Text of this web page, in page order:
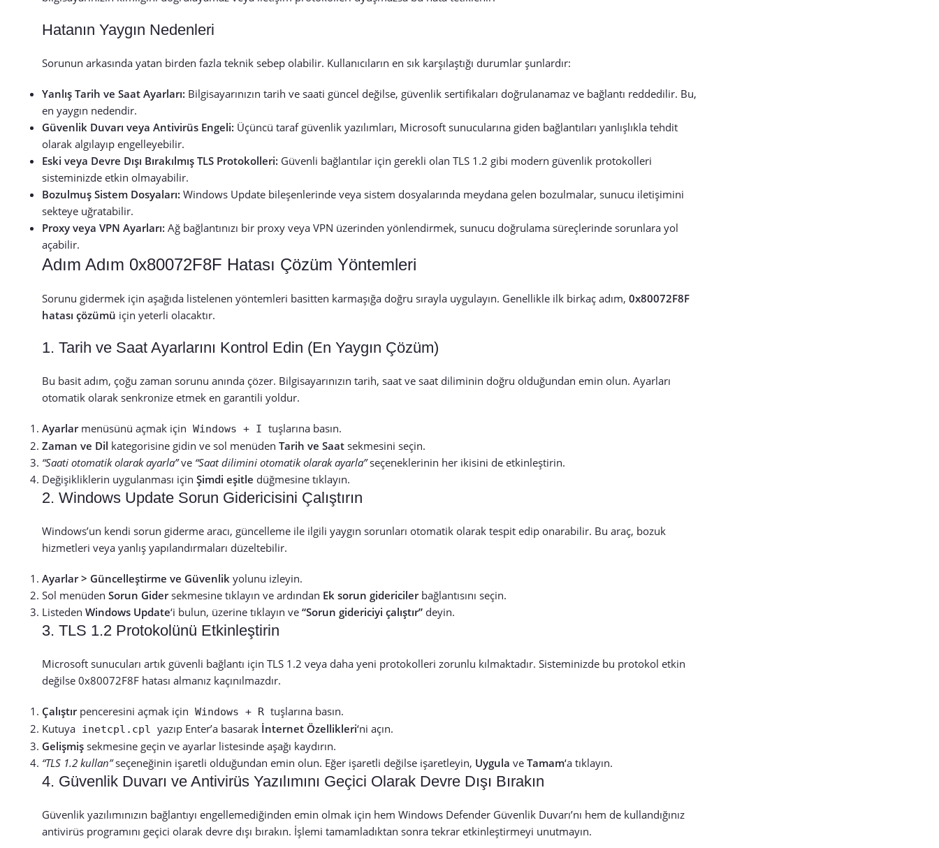
Hatanın Yaygın Nedenleri
Sorunun arkasında yatan birden fazla teknik sebep olabilir. Kullanıcıların en sık karşılaştığı durumlar şunlardır:
Yanlış Tarih ve Saat Ayarları: Bilgisayarınızın tarih ve saati güncel değilse, güvenlik sertifikaları doğrulanamaz ve bağlantı reddedilir. Bu,
en yaygın nedendir.
Güvenlik Duvarı veya Antivirüs Engeli: Üçüncü taraf güvenlik yazılımları, Microsoft sunucularına giden bağlantıları yanlışlıkla tehdit
olarak algılayıp engelleyebilir.
Eski veya Devre Dışı Bırakılmış TLS Protokolleri: Güvenli bağlantılar için gerekli olan TLS 1.2 gibi modern güvenlik protokolleri
sisteminizde etkin olmayabilir.
Bozulmuş Sistem Dosyaları: Windows Update bileşenlerinde veya sistem dosyalarında meydana gelen bozulmalar, sunucu iletişimini
sekteye uğratabilir.
Proxy veya VPN Ayarları: Ağ bağlantınızı bir proxy veya VPN üzerinden yönlendirmek, sunucu doğrulama süreçlerinde sorunlara yol
açabilir.
Adım Adım 0x80072F8F Hatası Çözüm Yöntemleri
Sorunu gidermek için aşağıda listelenen yöntemleri basitten karmaşığa doğru sırayla uygulayın. Genellikle ilk birkaç adım, 0x80072F8F
hatası çözümü için yeterli olacaktır.
1. Tarih ve Saat Ayarlarını Kontrol Edin (En Yaygın Çözüm)
Bu basit adım, çoğu zaman sorunu anında çözer. Bilgisayarınızın tarih, saat ve saat diliminin doğru olduğundan emin olun. Ayarları
otomatik olarak senkronize etmek en garantili yoldur.
Ayarlarmenüsünü açmak için Windows + I tuşlarına basın.
Zaman ve Dil kategorisine gidin ve sol menüden Tarih ve Saat sekmesini seçin.
“Saati otomatik olarak ayarla”ve “Saat dilimini otomatik olarak ayarla”seçeneklerinin her ikisini de etkinleştirin.
Değişikliklerin uygulanması için Şimdi eşitle düğmesine tıklayın.
2. Windows Update Sorun Gidericisini Çalıştırın
Windows’un kendi sorun giderme aracı, güncelleme ile ilgili yaygın sorunları otomatik olarak tespit edip onarabilir. Bu araç, bozuk
hizmetleri veya yanlış yapılandırmaları düzeltebilir.
Ayarlar > Güncelleştirme ve Güvenlik yolunu izleyin.
Sol menüden Sorun Gidersekmesine tıklayın ve ardından Ek sorun gidericilerbağlantısını seçin.
Listeden Windows Update‘i bulun, üzerine tıklayın ve “Sorun gidericiyi çalıştır” deyin.
3. TLS 1.2 Protokolünü Etkinleştirin
Microsoft sunucuları artık güvenli bağlantı için TLS 1.2 veya daha yeni protokolleri zorunlu kılmaktadır. Sisteminizde bu protokol etkin
değilse 0x80072F8F hatası almanız kaçınılmazdır.
Çalıştırpenceresini açmak için Windows + R tuşlarına basın.
Kutuya inetcpl.cpl yazıp Enter’a basarak İnternet Özellikleri‘ni açın.
Gelişmiş sekmesine geçin ve ayarlar listesinde aşağı kaydırın.
“TLS 1.2 kullan”seçeneğinin işaretli olduğundan emin olun. Eğer işaretli değilse işaretleyin, Uygula ve Tamam‘a tıklayın.
4. Güvenlik Duvarı ve Antivirüs Yazılımını Geçici Olarak Devre Dışı Bırakın
Güvenlik yazılımınızın bağlantıyı engellemediğinden emin olmak için hem Windows Defender Güvenlik Duvarı’nı hem de kullandığınız
antivirüs programını geçici olarak devre dışı bırakın. İşlemi tamamladıktan sonra tekrar etkinleştirmeyi unutmayın.